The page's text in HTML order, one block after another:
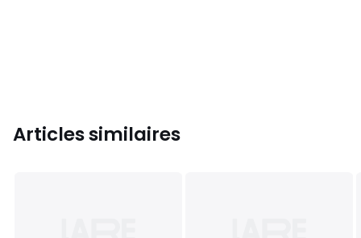
Articles similaires